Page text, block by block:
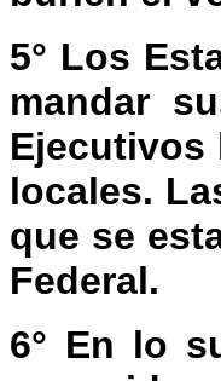
5° Los
mandar
Ejecutivos
locales.
que se
Federal.
6° En lo